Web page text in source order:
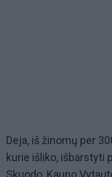
Deja, iš žinomų per
kurie išliko, išbarstyti